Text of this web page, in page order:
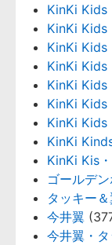
KinKi Kids
KinKi Kids
KinKi Kids
KinKi Kids
KinKi Kids
KinKi Kids
KinKi Kids
KinKi
KinKi Kis
ゴールデ
タッキー
今井翼
今井翼・